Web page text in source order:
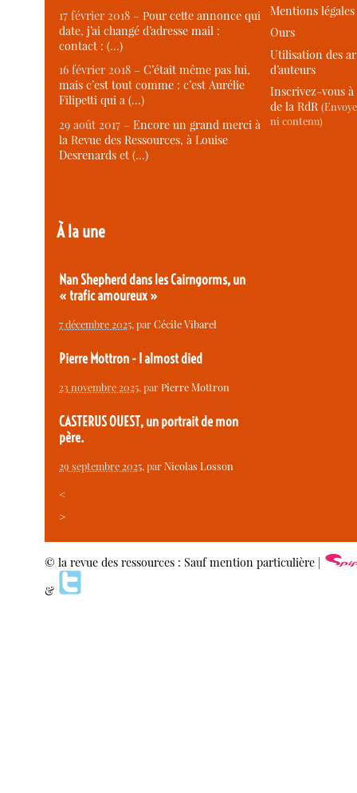
17 février 2018 –Pour cette annonce qui
date, j’ai changé d’adresse mail :
contact : (…)
16 février 2018 –C’était même pas lui,
mais c’est tout comme : c’est Aurélie
Filipetti qui a (…)
29 août 2017 –Encore un grand merci à
la Revue des Ressources, à Louise
Desrenards et (…)
À la une
Nan Shepherd dans les Cairngorms, un
« trafic amoureux »
7 décembre 2025, parCécile Vibarel
Pierre Mottron - I almost died
23 novembre 2025, parPierre Mottron
CASTERUS OUEST, un portrait de mon
père.
29 septembre 2025, parNicolas Losson
<
>
Mentions légales
Ours
Utilisation des
d’auteurs
Inscrivez-vous
de la RdR
ni contenu)
© la revue des ressources : Sauf mention particulière |
&